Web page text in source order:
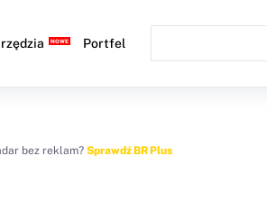
Portfel
bez reklam? Sprawdź BR Plus